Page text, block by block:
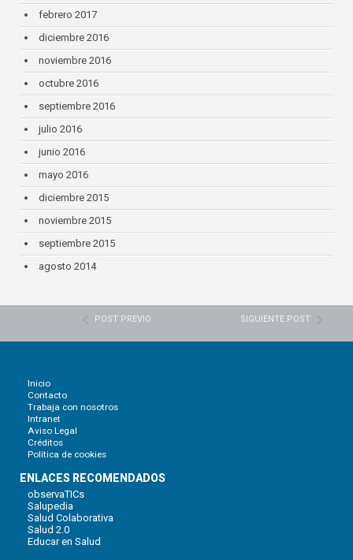
febrero 2017
diciembre 2016
noviembre 2016
octubre 2016
septiembre 2016
julio 2016
junio 2016
mayo 2016
diciembre 2015
noviembre 2015
septiembre 2015
agosto 2014
POST PREVIO SIGUIENTE POST
Inicio
Contacto
Trabaja con nosotros
Intranet
Aviso Legal
Créditos
Política de cookies
ENLACES RECOMENDADOS
observaTICs
Salupedia
Salud Colaborativa
Salud 2.0
Educar en Salud